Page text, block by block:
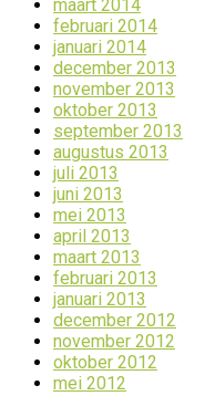
maart 2014
februari 2014
januari 2014
december 2013
november 2013
oktober 2013
september 2013
augustus 2013
juli 2013
juni 2013
mei 2013
april 2013
maart 2013
februari 2013
januari 2013
december 2012
november 2012
oktober 2012
mei 2012